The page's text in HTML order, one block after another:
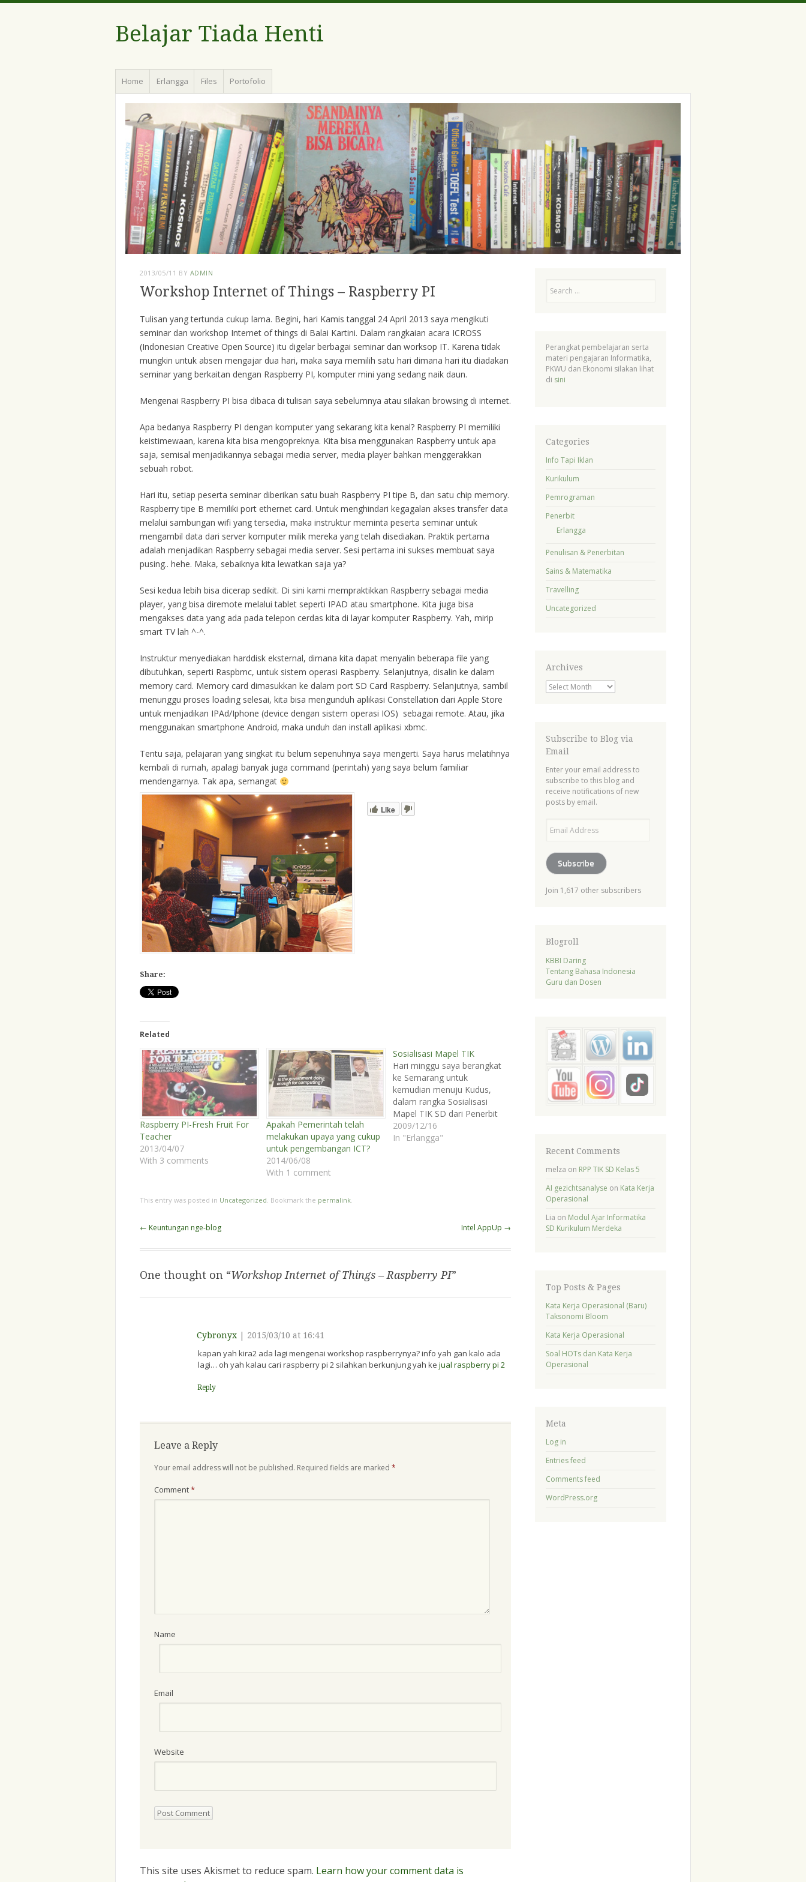
Belajar Tiada Henti
Menu
Skip
to
content
Home Erlangga Files Portofolio
2013/05/11 BY ADMIN
Workshop Internet of Things – Raspberry PI
Tulisan yang tertunda cukup lama. Begini, hari Kamis tanggal 24 April 2013 saya mengikuti
seminar dan workshop Internet of things di Balai Kartini. Dalam rangkaian acara ICROSS
(Indonesian Creative Open Source) itu digelar berbagai seminar dan worksop IT. Karena tidak
mungkin untuk absen mengajar dua hari, maka saya memilih satu hari dimana hari itu diadakan
seminar yang berkaitan dengan Raspberry PI, komputer mini yang sedang naik daun.
Mengenai Raspberry PI bisa dibaca di tulisan saya sebelumnya atau silakan browsing di internet.
Apa bedanya Raspberry PI dengan komputer yang sekarang kita kenal? Raspberry PI memiliki
keistimewaan, karena kita bisa mengopreknya. Kita bisa menggunakan Raspberry untuk apa
saja, semisal menjadikannya sebagai media server, media player bahkan menggerakkan
sebuah robot.
Hari itu, setiap peserta seminar diberikan satu buah Raspberry PI tipe B, dan satu chip memory.
Raspberry tipe B memiliki port ethernet card. Untuk menghindari kegagalan akses transfer data
melalui sambungan wifi yang tersedia, maka instruktur meminta peserta seminar untuk
mengambil data dari server komputer milik mereka yang telah disediakan. Praktik pertama
adalah menjadikan Raspberry sebagai media server. Sesi pertama ini sukses membuat saya
pusing.. hehe. Maka, sebaiknya kita lewatkan saja ya?
Sesi kedua lebih bisa dicerap sedikit. Di sini kami mempraktikkan Raspberry sebagai media
player, yang bisa diremote melalui tablet seperti IPAD atau smartphone. Kita juga bisa
mengakses data yang ada pada telepon cerdas kita di layar komputer Raspberry. Yah, mirip
smart TV lah ^-^.
Instruktur menyediakan harddisk eksternal, dimana kita dapat menyalin beberapa file yang
dibutuhkan, seperti Raspbmc, untuk sistem operasi Raspberry. Selanjutnya, disalin ke dalam
memory card. Memory card dimasukkan ke dalam port SD Card Raspberry. Selanjutnya, sambil
menunggu proses loading selesai, kita bisa mengunduh aplikasi Constellation dari Apple Store
untuk menjadikan IPAd/Iphone (device dengan sistem operasi IOS) sebagai remote. Atau, jika
menggunakan smartphone Android, maka unduh dan install aplikasi xbmc.
Tentu saja, pelajaran yang singkat itu belum sepenuhnya saya mengerti. Saya harus melatihnya
kembali di rumah, apalagi banyak juga command (perintah) yang saya belum familiar
mendengarnya. Tak apa, semangat
Like
Share:
Related
Raspberry PI-Fresh Fruit For
Teacher
2013/04/07
With 3 comments
Apakah Pemerintah telah
melakukan upaya yang cukup
untuk pengembangan ICT?
2014/06/08
With 1 comment
Sosialisasi Mapel TIK
Hari minggu saya berangkat
ke Semarang untuk
kemudian menuju Kudus,
dalam rangka Sosialisasi
Mapel TIK SD dari Penerbit
Erlangga. Ya, ini adalah
rangkaian tugas promosi
jam. Sampai di Kudus…
2009/12/16
In "Erlangga"
This entry was posted in Uncategorized . Bookmark the permalink
Post
← Keuntungan nge-blog Intel AppUp →
One thought on “Workshop Internet of Things – Raspberry PI”
Cybronyx | 2015/03/10 at 16:41
kapan yah kira2 ada lagi mengenai workshop raspberrynya? info yah gan kalo ada
lagi… oh yah kalau cari raspberry pi 2 silahkan berkunjung yah ke jual raspberry pi 2
Reply
Leave a Reply
Your email address will not be published. Required fields are marked *
Comment*
Name
Email
Website
This site uses Akismet to reduce spam. Learn how your comment data is
Perangkat pembelajaran serta
materi pengajaran Informatika,
PKWU dan Ekonomi silakan lihat
di sini
Categories
Info Tapi Iklan
Kurikulum
Pemrograman
Penerbit
Erlangga
Penulisan & Penerbitan
Sains & Matematika
Travelling
Uncategorized
Archives
Archives
Subscribe to Blog via
Email
Enter your email address to
subscribe to this blog and
receive notifications of new
posts by email.
Address
Subscribe
Join 1,617 other subscribers
Blogroll
KBBI Daring
Tentang Bahasa Indonesia
Guru dan Dosen
Recent Comments
melza on RPP TIK SD Kelas 5
AI gezichtsanalyse on Kata Kerja
Operasional
Lia on Modul Ajar Informatika
SD Kurikulum Merdeka
Top Posts & Pages
Kata Kerja Operasional (Baru)
Taksonomi Bloom
Kata Kerja Operasional
Soal HOTs dan Kata Kerja
Operasional
Meta
Log in
Entries feed
Comments feed
WordPress.org